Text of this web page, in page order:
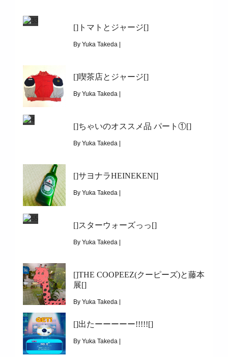
|12904
[]ちゃいのオススメ品 パート②[]
[]トマトとジャージ[]
By Yuka Takeda |
|6476
[]トマトとジャージ[]
[]喫茶店とジャージ[]
By Yuka Takeda |
|6077
[]喫茶店とジャージ[]
[]ちゃいのオススメ品 パート①[]
By Yuka Takeda |
|5877
[]ちゃいのオススメ品 パート①[]
[]サヨナラHEINEKEN[]
By Yuka Takeda |
|6180
[]サヨナラheineken[]
[]スターウォーズっっ[]
By Yuka Takeda |
|7141
[]スターウォーズっっ[]
[]THE COOPEEZ(クーピーズ)と藤本
展[]
By Yuka Takeda |
January 27, 2016
|4722
[]the coopeez(クーピーズ)と藤本展[]
[]出たーーーーー!!!!![]
By Yuka Takeda |